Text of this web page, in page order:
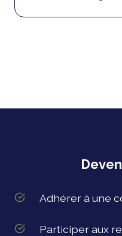
Adhérer à une
Participer aux